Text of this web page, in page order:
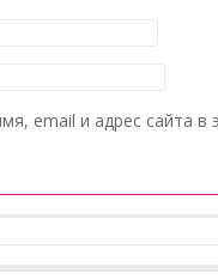
email и адрес сайта